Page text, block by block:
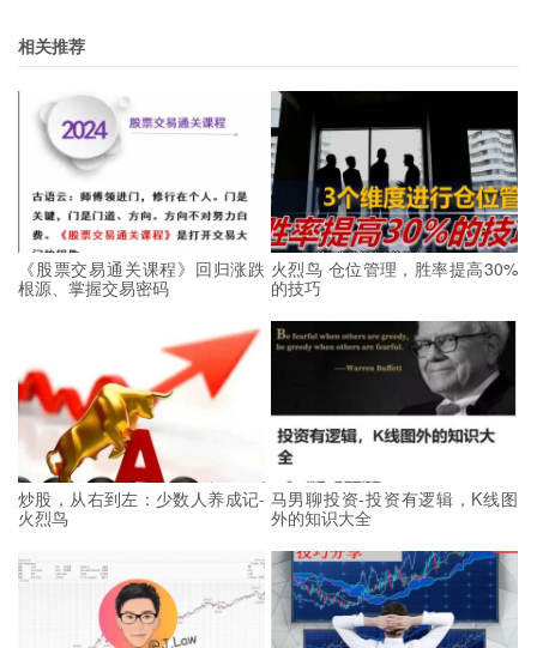
相关推荐
《股票交易通关课程》回归涨跌
根源、掌握交易密码
火烈鸟 仓位管理，胜率提高30%
的技巧
炒股，从右到左：少数人养成记-
火烈鸟
马男聊投资-投资有逻辑，K线图
外的知识大全